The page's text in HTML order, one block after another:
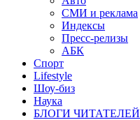
СМИ и реклама
Индексы
Пресс-релизы
АБК
Спорт
Lifestyle
Шоу-биз
Наука
БЛОГИ ЧИТАТЕЛЕЙ